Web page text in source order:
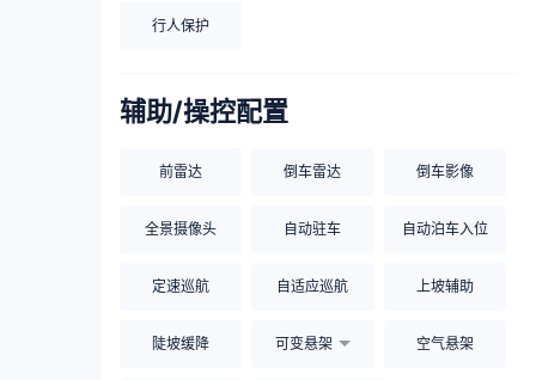
行人保护
辅助/操控配置
前雷达 倒车雷达 倒车影像
全景摄像头 自动驻车 自动泊车入位
定速巡航 自适应巡航 上坡辅助
陡坡缓降 可变悬架 空气悬架